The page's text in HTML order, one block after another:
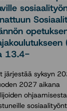
13.4-
järjestää syksyn
2027 aikana
ohjaamisesta